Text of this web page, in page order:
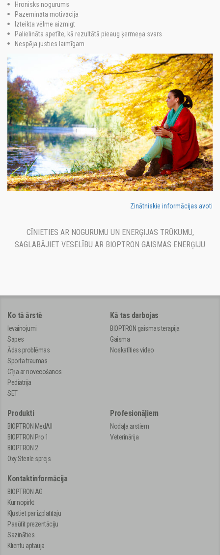
Hronisks nogurums
Pazemināta motivācija
Izteikta vēlme aizmigt
Palielināta apetīte, kā rezultātā pieaug ķermeņa svars
Nespēja justies laimīgam
Zinātniskie informācijas avoti
CĪNIETIES AR NOGURUMU UN ENERĢIJAS TRŪKUMU,
SAGLABĀJIET VESELĪBU AR BIOPTRON GAISMAS ENERĢIJU
Ko tā ārstē
Ievainojumi
Sāpes
Ādas problēmas
Sporta traumas
Cīņa ar novecošanos
Pediatrija
SET
Kā tas darbojas
BIOPTRON gaismas terapija
Gaisma
Noskatīties video
Produkti
BIOPTRON MedAll
BIOPTRON Pro 1
BIOPTRON 2
Oxy Sterile sprejs
Profesionāļiem
Nodaļa ārstiem
Veterinārija
Kontaktinformācija
BIOPTRON AG
Kur nopirkt
Kļūstiet par izplatītāju
Pasūtīt prezentāciju
Sazināties
Klientu aptauja